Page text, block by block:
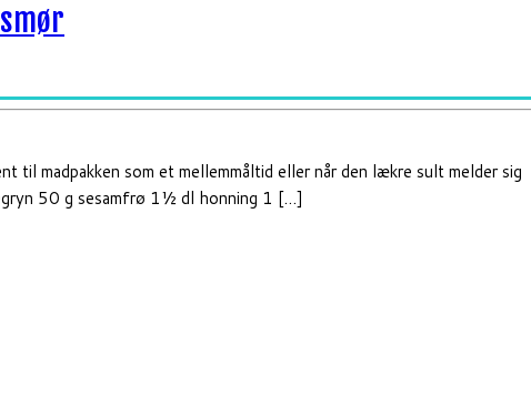
til madpakken som et mellemmåltid eller når den lækre sult melder
50 g sesamfrø 1½ dl honning 1 […]